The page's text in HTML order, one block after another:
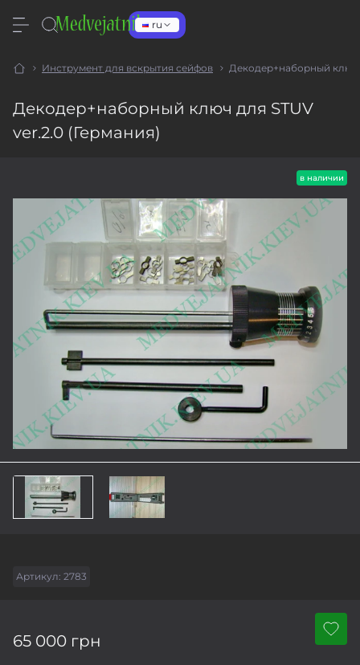
ru
Инструмент для вскрытия сейфов Декодер+наборный ключ
Декодер+наборный ключ для STUV
ver.2.0 (Германия)
в наличии
Артикул: 2783
65 000 грн